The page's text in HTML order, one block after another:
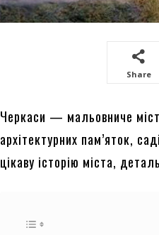
Share
Черкаси — мальовниче
архітектурних пам’яток,
цікаву історію міста,